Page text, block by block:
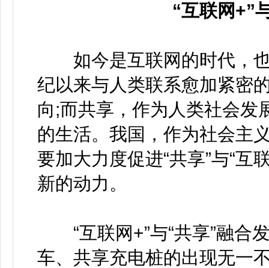
“互联网+”
如今是互联网的时代，也
纪以来与人类联系愈加紧密
向;而共享，作为人类社会发
的生活。我国，作为社会主
要加大力度促进“共享”与“互
新的动力。
“互联网+”与“共享”融合
车、共享充电桩的出现无一